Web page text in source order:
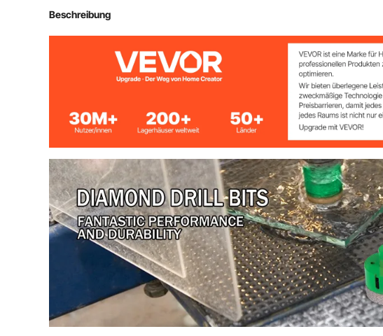
Durchmesser der Bohrer
Schmirgel Höhe
60 mm (2,3 Zoll)
Befestigungsgewinde M14
Beschreibung